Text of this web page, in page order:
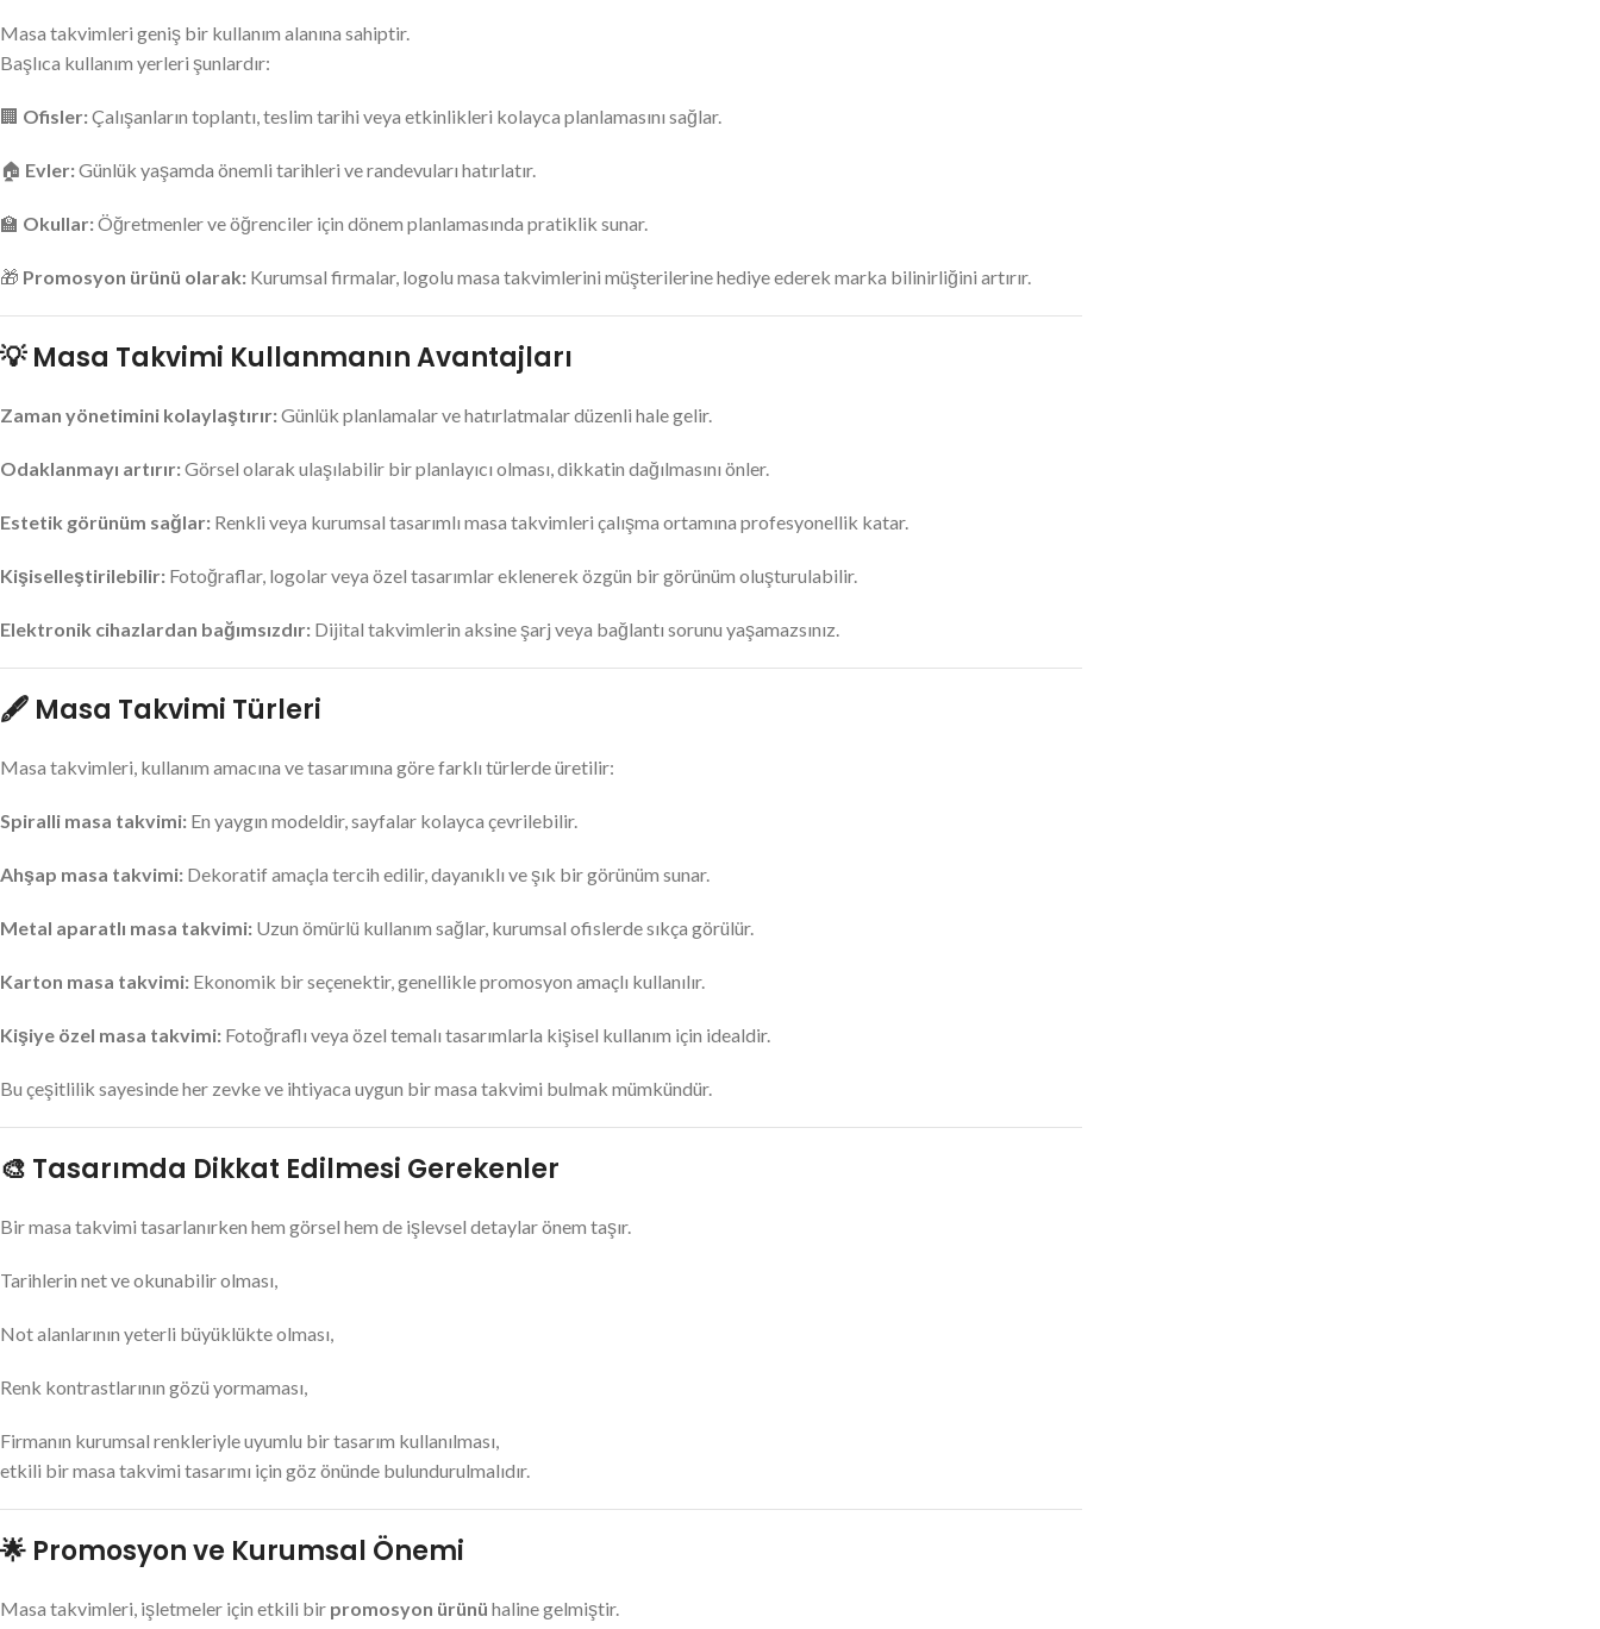
Masa takvimleri geniş bir kullanım alanına sahiptir.
Başlıca kullanım yerleri şunlardır:
🏢 Ofisler:Çalışanların toplantı, teslim tarihi veya etkinlikleri kolayca planlamasını sağlar.
🏠 Evler:Günlük yaşamda önemli tarihleri ve randevuları hatırlatır.
🏫 Okullar:Öğretmenler ve öğrenciler için dönem planlamasında pratiklik sunar.
🎁 Promosyon ürünü olarak: Kurumsal firmalar, logolu masa takvimlerini müşterilerine hediye ederek marka bilinirliğini artırır.
💡 Masa Takvimi Kullanmanın Avantajları
Zaman yönetimini kolaylaştırır:Günlük planlamalar ve hatırlatmalar düzenli hale gelir.
Odaklanmayı artırır:Görsel olarak ulaşılabilir bir planlayıcı olması, dikkatin dağılmasını önler.
Estetik görünüm sağlar: Renkli veya kurumsal tasarımlı masa takvimleri çalışma ortamına profesyonellik katar.
Kişiselleştirilebilir: Fotoğraflar, logolar veya özel tasarımlar eklenerek özgün bir görünüm oluşturulabilir.
Elektronik cihazlardan bağımsızdır: Dijital takvimlerin aksine şarj veya bağlantı sorunu yaşamazsınız.
🖋️ Masa Takvimi Türleri
Masa takvimleri, kullanım amacına ve tasarımına göre farklı türlerde üretilir:
Spiralli masa takvimi: En yaygın modeldir, sayfalar kolayca çevrilebilir.
Ahşap masa takvimi: Dekoratif amaçla tercih edilir, dayanıklı ve şık bir görünüm sunar.
Metal aparatlı masa takvimi: Uzun ömürlü kullanım sağlar, kurumsal ofislerde sıkça görülür.
Karton masa takvimi: Ekonomik bir seçenektir, genellikle promosyon amaçlı kullanılır.
Kişiye özel masa takvimi: Fotoğraflı veya özel temalı tasarımlarla kişisel kullanım için idealdir.
Bu çeşitlilik sayesinde her zevke ve ihtiyaca uygun bir masa takvimi bulmak mümkündür.
🎨 Tasarımda Dikkat Edilmesi Gerekenler
Bir masa takvimi tasarlanırken hem görsel hem de işlevsel detaylar önem taşır.
Tarihlerin net ve okunabilir olması,
Not alanlarının yeterli büyüklükte olması,
Renk kontrastlarının gözü yormaması,
Firmanın kurumsal renkleriyle uyumlu bir tasarım kullanılması,
etkili bir masa takvimi tasarımı için göz önünde bulundurulmalıdır.
🌟 Promosyon ve Kurumsal Önemi
Masa takvimleri, işletmeler için etkili bir promosyon ürünü haline gelmiştir.